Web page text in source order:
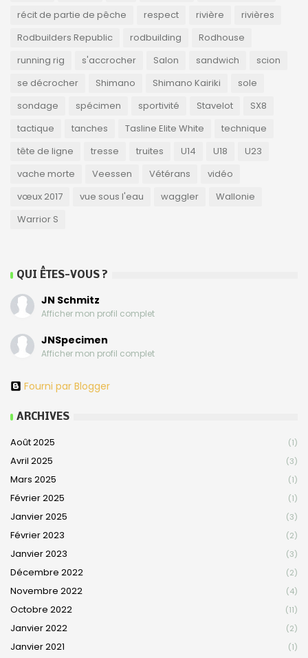
récit de partie de pêche
respect rivière
rivières
Rodbuilders Republic
rodbuilding
Rodhouse
running rig
s'accrocher Salon sandwich
scion
se décrocher
Shimano Shimano Kairiki
sole
sondage
spécimen sportivité Stavelot
SX8
tactique
tanches Tasline Elite White
technique
tête de ligne
tresse truites U14 U18
U23
vache morte
Veessen Vétérans
vidéo
vœux 2017
vue sous l'eau waggler
Wallonie
Warrior S
QUI ÊTES-VOUS ?
JN Schmitz
Afficher mon profil complet
JNSpecimen
Afficher mon profil complet
Fourni par Blogger
ARCHIVES
Août 2025 (1)
Avril 2025 (3)
Mars 2025 (1)
Février 2025 (1)
Janvier 2025 (3)
Février 2023 (2)
Janvier 2023 (3)
Décembre 2022 (2)
Novembre 2022 (4)
Octobre 2022 (11)
Janvier 2022 (2)
Janvier 2021 (1)